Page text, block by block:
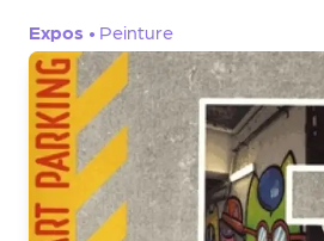
Expos • Peinture
e
cl
u
b
d
e
s
p